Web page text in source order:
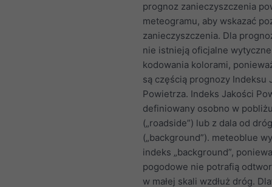
prognoz zanieczyszczenia
meteogramu, aby wskazać
zanieczyszczenia. Dla
nie istnieją oficjalne
kodowania kolorami,
są częścią prognozy Indeksu
Powietrza. Indeks Jakości
definiowany osobno w
(„roadside”) lub z dala od dróg
(„background”). meteoblue
indeks „background”,
pogodowe nie potrafią
w małej skali wzdłuż dróg.